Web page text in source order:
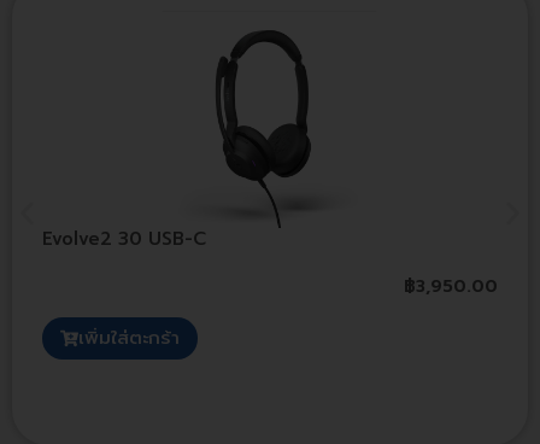
Evolve2 30 USB-C
฿3,950.00
เพิ่มใส่ตะกร้า